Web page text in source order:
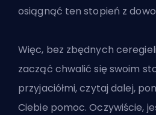
osiągnąć ten stopień z
Więc, bez zbędnych
zacząć chwalić się swoim
przyjaciółmi, czytaj dalej,
Ciebie pomoc. Oczywiście,